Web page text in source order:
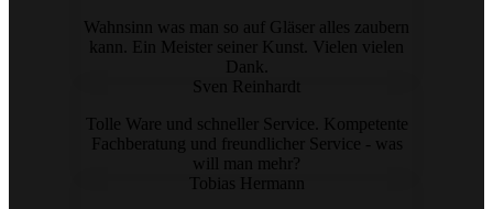
Wahnsinn was man so auf Gläser alles zaubern
kann. Ein Meister seiner Kunst. Vielen vielen
Dank.
Sven Reinhardt
Tolle Ware und schneller Service. Kompetente
Fachberatung und freundlicher Service - was
will man mehr?
Tobias Hermann